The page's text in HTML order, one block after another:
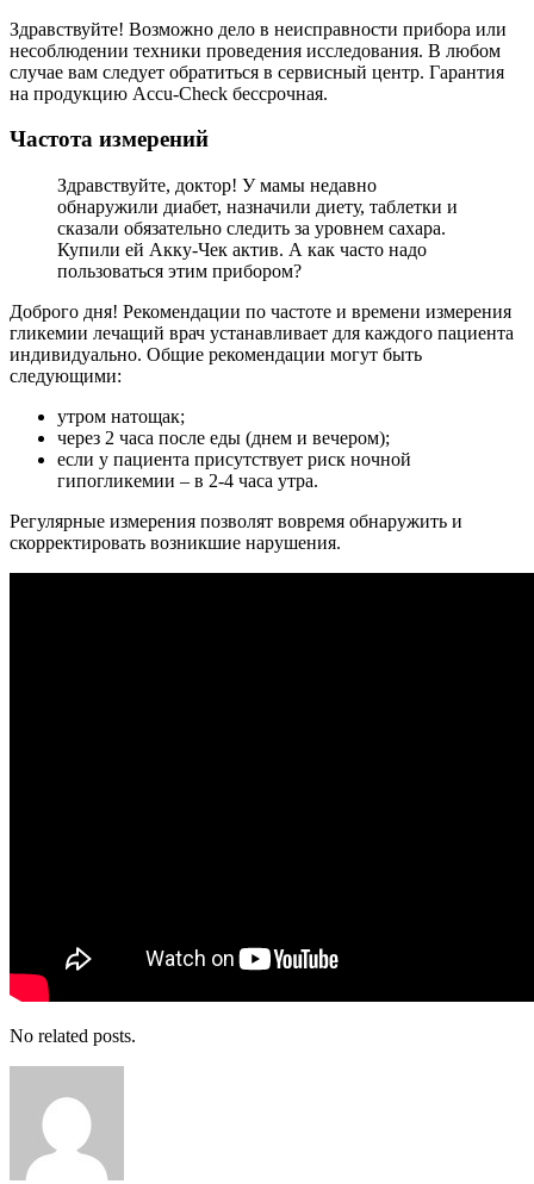
Здравствуйте! Возможно дело в неисправности прибора или
несоблюдении техники проведения исследования. В любом
случае вам следует обратиться в сервисный центр. Гарантия
на продукцию Accu-Check бессрочная.
Частота измерений
Здравствуйте, доктор! У мамы недавно
обнаружили диабет, назначили диету, таблетки и
сказали обязательно следить за уровнем сахара.
Купили ей Акку-Чек актив. А как часто надо
пользоваться этим прибором?
Доброго дня! Рекомендации по частоте и времени измерения
гликемии лечащий врач устанавливает для каждого пациента
индивидуально. Общие рекомендации могут быть
следующими:
утром натощак;
через 2 часа после еды (днем и вечером);
если у пациента присутствует риск ночной
гипогликемии – в 2-4 часа утра.
Регулярные измерения позволят вовремя обнаружить и
скорректировать возникшие нарушения.
No related posts.